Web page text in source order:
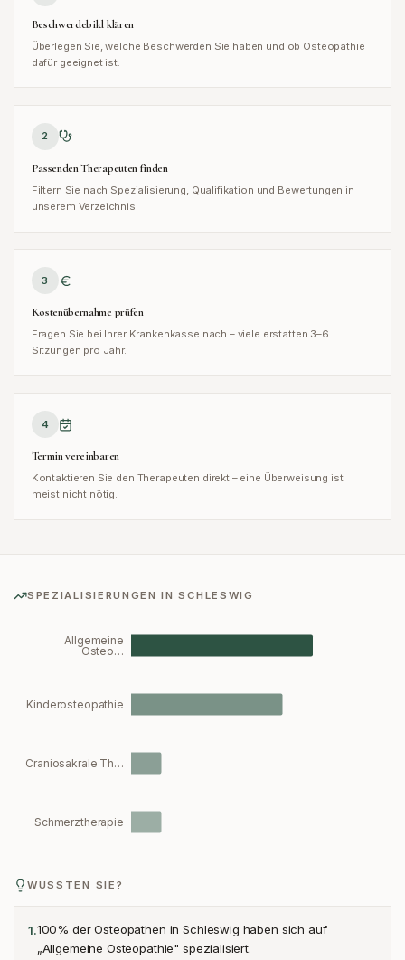
Beschwerdebild klären
Überlegen Sie, welche Beschwerden Sie haben und ob Osteopathie
dafür geeignet ist.
2
Passenden Therapeuten finden
Filtern Sie nach Spezialisierung, Qualifikation und Bewertungen in
unserem Verzeichnis.
3
Kostenübernahme prüfen
Fragen Sie bei Ihrer Krankenkasse nach – viele erstatten 3–6
Sitzungen pro Jahr.
4
Termin vereinbaren
Kontaktieren Sie den Therapeuten direkt – eine Überweisung ist
meist nicht nötig.
SPEZIALISIERUNGEN INSCHLESWIG
Allgemeine
Osteo…
Kinderosteopathie
Craniosakrale Th…
Schmerztherapie
WUSSTEN SIE?
1.100% der Osteopathen in Schleswig haben sich auf
„Allgemeine Osteopathie" spezialisiert.